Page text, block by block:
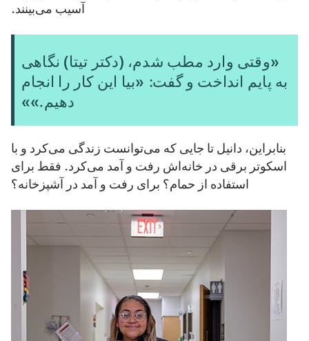
آسیب می‌بینند.
«وقتی وارد مطب شدم، (دکتر تیتا) نگاهی
به پایم انداخت و گفت: «بیا این کار را انجام
دهیم.»»
بنابراین، دانیل تا جایی که می‌توانست زندگی می‌کرد و با
اسکوتر برقی در خانه‌اش رفت و آمد می‌کرد. فقط برای
استفاده از حمام؟ برای رفت و آمد در آشپزخانه؟